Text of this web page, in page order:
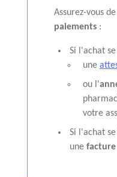
Assurez-vous
paiements :
Si l'achat
une
ou l'
votre
Si l'achat
une facture